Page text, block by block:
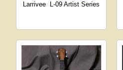
Larrivee L-09 Artist Series